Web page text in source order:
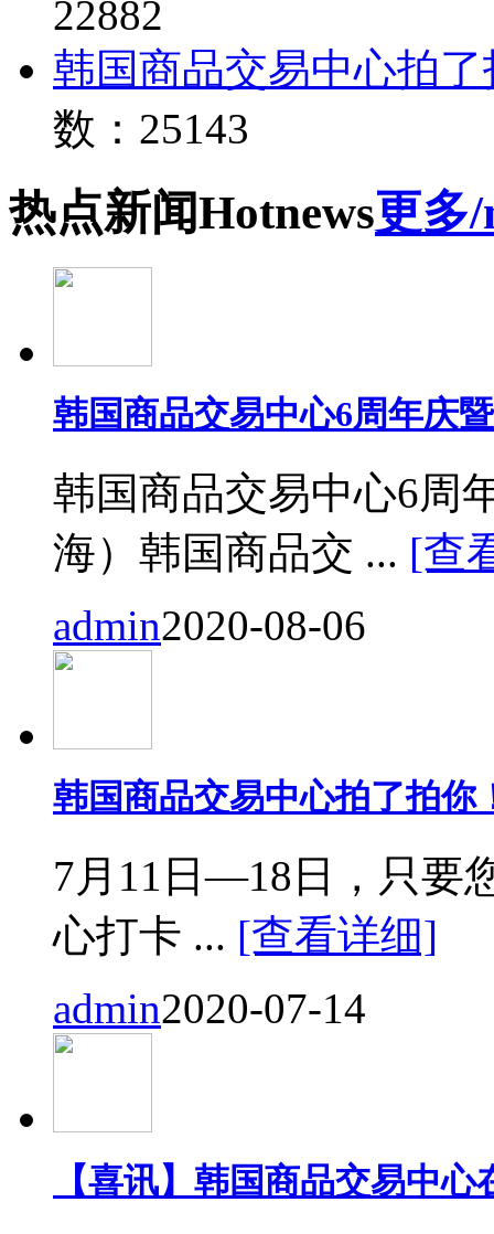
22882
韩国商品交易中心拍
数：25143
热点新闻Hotnews更多
韩国商品交易中心6周年庆
韩国商品交易中心6周
海）韩国商品交 ... [查
admin2020-08-06
韩国商品交易中心拍了拍你
7月11日—18日，只要
心打卡 ... [查看详细]
admin2020-07-14
【喜讯】韩国商品交易中